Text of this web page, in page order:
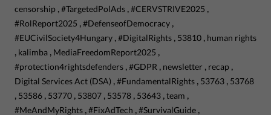
censorship ,#TargetedPolAds ,#CERVSTRIVE2025 ,
#RolReport2025 ,#DefenseofDemocracy ,
#EUCivilSociety4Hungary ,#DigitalRights , 53810 , human rights
, kalimba , MediaFreedomReport2025 ,
#protection4rightsdefenders ,#GDPR , newsletter , recap ,
Digital Services Act (DSA) ,#FundamentalRights , 53763 , 53768
, 53586 , 53770 , 53807 , 53578 , 53643 ,team ,
#MeAndMyRights ,#FixAdTech ,#SurvivalGuide ,